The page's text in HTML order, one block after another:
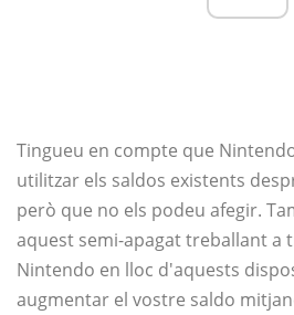
Tingueu en compte que
utilitzar els saldos existents
però que no els podeu afegir.
aquest semi-apagat treballant a
Nintendo en lloc d'aquests
augmentar el vostre saldo